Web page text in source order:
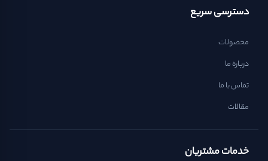
دسترسی سریع
محصولات
درباره ما
تماس با ما
مقالات
خدمات مشتریان